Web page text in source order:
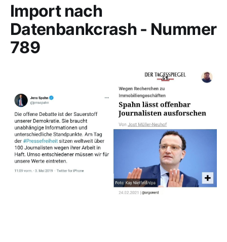
Import nach
Datenbankcrash - Nummer
789